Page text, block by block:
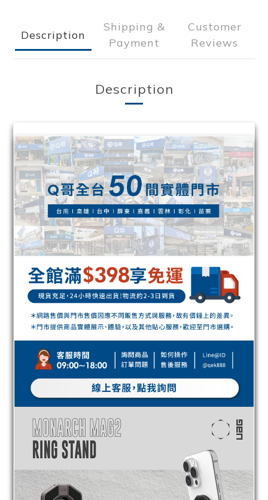
Description
Shipping &
Payment
Customer
Reviews
Description